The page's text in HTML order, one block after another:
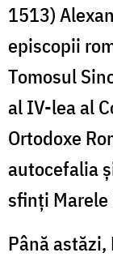
1513)
episcopii
Tomosul
al IV-lea al
Ortodoxe
autocefalia
sfinți Marele
Până